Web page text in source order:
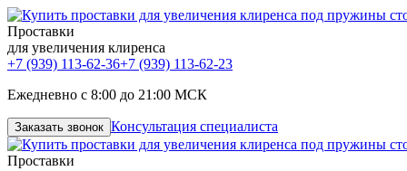
Проставки
для увеличения клиренса
+7 (939) 113-62-36+7 (939) 113-62-23
Ежедневно с 8:00 до 21:00 МСК
Заказать звонок Консультация специалиста
Проставки